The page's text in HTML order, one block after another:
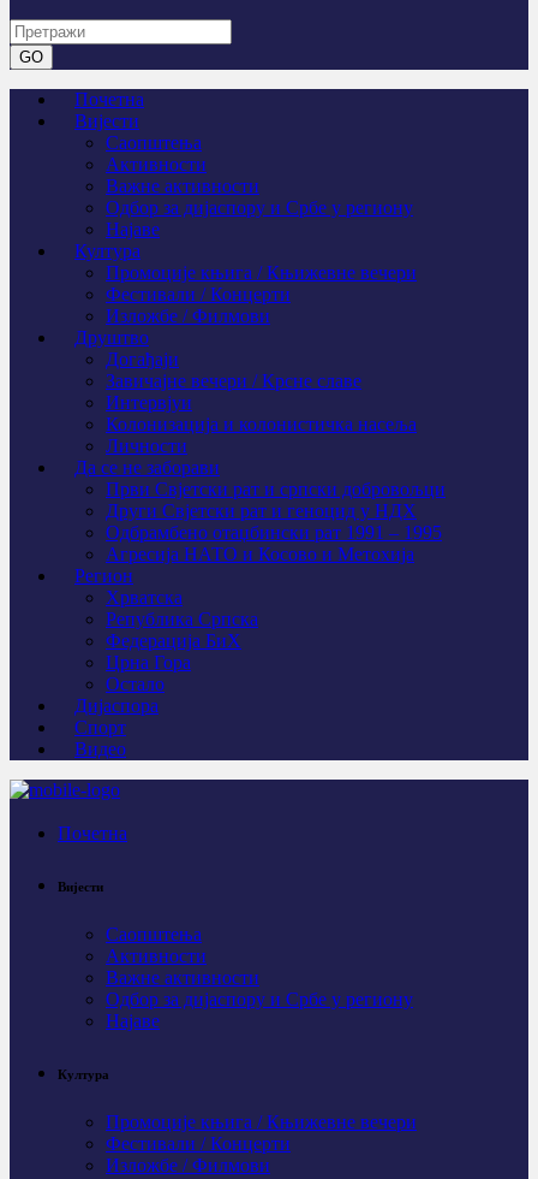
Почетна
Вијести
Саопштења
Активности
Важне активности
Одбор за дијаспору и Србе у региону
Најаве
Култура
Промоције књига / Књижевне вечери
Фестивали / Концерти
Изложбе / Филмови
Друштво
Догађаји
Завичајне вечери / Крсне славе
Интервјуи
Колонизација и колонистичка насеља
Личности
Да се не заборави
Први Свјeтски рат и српски добровољци
Други Свјетски рат и геноцид у НДХ
Одбрамбено отаџбински рат 1991 – 1995
Агресија НАТО и Косово и Метохија
Регион
Хрватска
Република Српска
Федерација БиХ
Црна Гора
Остало
Дијаспора
Спорт
Видео
Почетна
Вијести
Саопштења
Активности
Важне активности
Одбор за дијаспору и Србе у региону
Најаве
Култура
Промоције књига / Књижевне вечери
Фестивали / Концерти
Изложбе / Филмови